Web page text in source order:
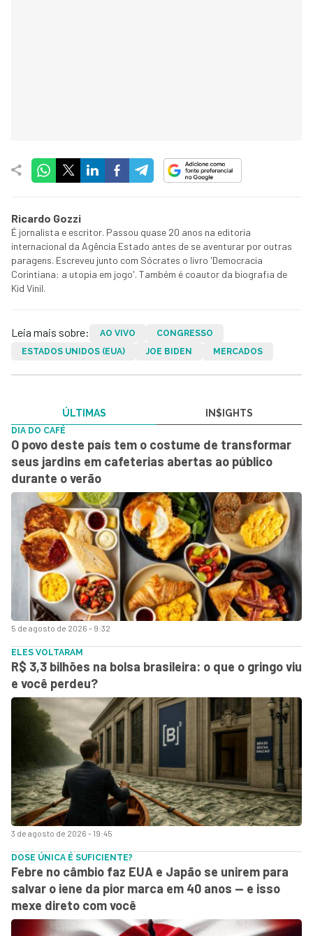
Ricardo Gozzi
É jornalista e escritor. Passou quase 20 anos na editoria
internacional da Agência Estado antes de se aventurar por outras
paragens. Escreveu junto com Sócrates o livro 'Democracia
Corintiana: a utopia em jogo'. Também é coautor da biografia de
Kid Vinil.
Leia mais sobre: AO VIVO
CONGRESSO
ESTADOS UNIDOS (EUA)
JOE BIDEN MERCADOS
ÚLTIMAS IN$IGHTS
5 de agosto de 2026 - 9:32
DIA DO CAFÉ
O povo deste país tem o costume de transformar
seus jardins em cafeterias abertas ao público
durante o verão
3 de agosto de 2026 - 19:45
ELES VOLTARAM
R$ 3,3 bilhões na bolsa brasileira: o que o gringo viu
e você perdeu?
DOSE ÚNICA É SUFICIENTE?
Febre no câmbio faz EUA e Japão se unirem para
salvar o iene da pior marca em 40 anos — e isso
mexe direto com você